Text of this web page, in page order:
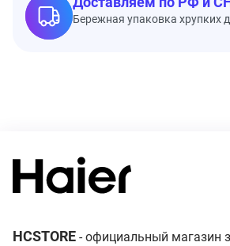
Бережная упаковка хрупких
HCSTORE - официальный магазин